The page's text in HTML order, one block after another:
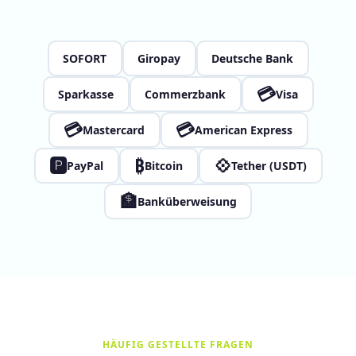
SOFORT Giropay Deutsche Bank
Sparkasse Commerzbank 💳Visa
💳Mastercard 💳American Express
🅿PayPal ₿Bitcoin 💠Tether (USDT)
🏦Banküberweisung
HÄUFIG GESTELLTE FRAGEN